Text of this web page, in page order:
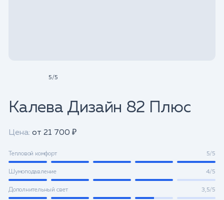
5/5
Калева Дизайн 82 Плюс
Цена: от 21 700 ₽
Тепловой комфорт 5/5
Шумоподавление 4/5
Дополнительный свет 3,5/5